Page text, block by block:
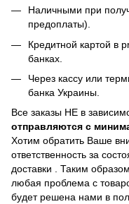
Наличными при
предоплаты).
Кредитной картой в
банках
Через кассу или
банка Украины.
Все заказы НЕ в
отправляются с
Хотим обратить Ваше
ответственность за
доставки . Таким
любая проблема с
будет решена нами в